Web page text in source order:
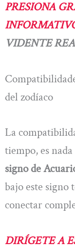
PRESIONA
VIDENTE
del zodíaco
La
tiempo, es
signo de
bajo este signo
conectar
DIRÍGETE A